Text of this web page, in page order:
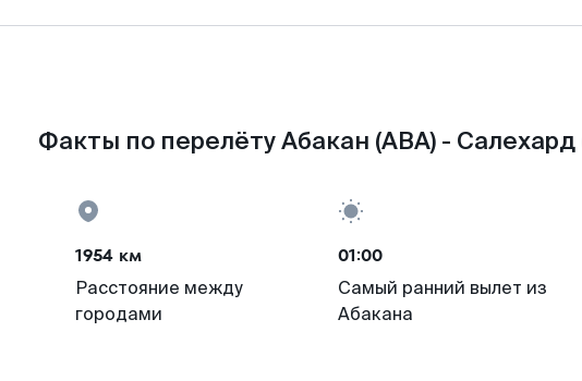
Факты по перелёту Абакан (ABA) - Салехард
1954 км
Расстояние между
городами
01:00
Самый ранний вылет из
Абакана